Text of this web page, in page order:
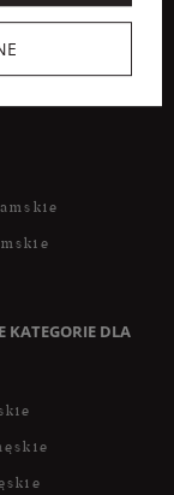
KATEGORIE DLA